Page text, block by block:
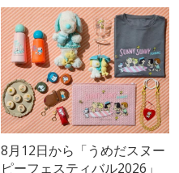
8月12日から「うめだスヌー
ピーフェスティバル2026」